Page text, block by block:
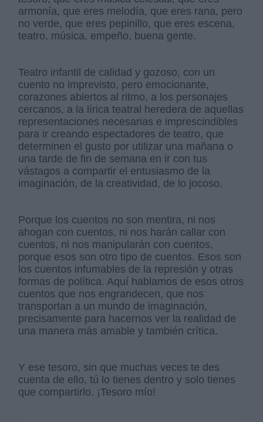
armonía, que eres melodía, que eres rana, pero
no verde, que eres pepinillo, que eres escena,
teatro, música, empeño, buena gente.
Teatro infantil de calidad y gozoso, con un
cuento no imprevisto, pero emocionante,
corazones abiertos al ritmo, a los personajes
cercanos, a la lírica teatral heredera de aquellas
representaciones necesarias e imprescindibles
para ir creando espectadores de teatro, que
determinen el gusto por utilizar una mañana o
una tarde de fin de semana en ir con tus
vástagos a compartir el entusiasmo de la
imaginación, de la creatividad, de lo jocoso.
Porque los cuentos no son mentira, ni nos
ahogan con cuentos, ni nos harán callar con
cuentos, ni nos manipularán con cuentos,
porque esos son otro tipo de cuentos. Esos son
los cuentos infumables de la represión y otras
formas de política. Aquí hablamos de esos otros
cuentos que nos engrandecen, que nos
transportan a un mundo de imaginación,
precisamente para hacernos ver la realidad de
una manera más amable y también crítica.
Y ese tesoro, sin que muchas veces te des
cuenta de ello, tú lo tienes dentro y solo tienes
que compartirlo. ¡Tesoro mío!